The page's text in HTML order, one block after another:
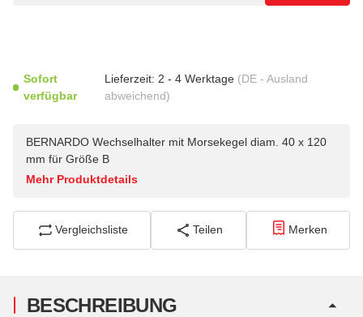
Sofort
verfügbar
Lieferzeit: 2 - 4 Werktage (DE - Ausland
abweichend)
BERNARDO Wechselhalter mit Morsekegel diam. 40 x 120
mm für Größe B
Mehr Produktdetails
Vergleichsliste Teilen Merken
BESCHREIBUNG